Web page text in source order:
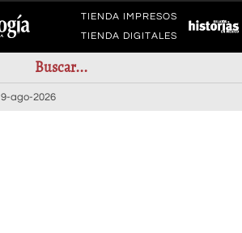
TIENDA IMPRESOS
TIENDA DIGITALES
9-ago-2026